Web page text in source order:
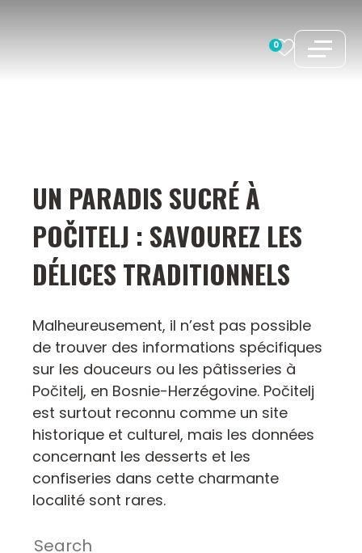
0
UN PARADIS SUCRÉ À
POČITELJ : SAVOUREZ LES
DÉLICES TRADITIONNELS
Malheureusement, il n’est pas possible
de trouver des informations spécifiques
sur les douceurs ou les pâtisseries à
Počitelj, en Bosnie-Herzégovine. Počitelj
est surtout reconnu comme un site
historique et culturel, mais les données
concernant les desserts et les
confiseries dans cette charmante
localité sont rares.